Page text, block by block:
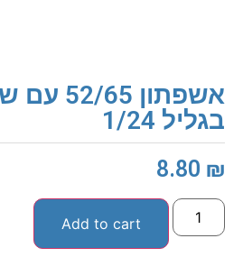
בגליל 1/24
8.80 ₪
Add to cart